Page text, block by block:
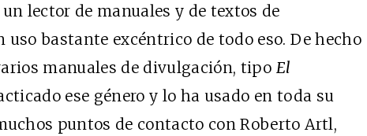
lector de manuales y de textos de
bastante excéntrico de todo eso. De hecho
manuales de divulgación, tipo El
ese género y lo ha usado en toda su
puntos de contacto con Roberto Artl,